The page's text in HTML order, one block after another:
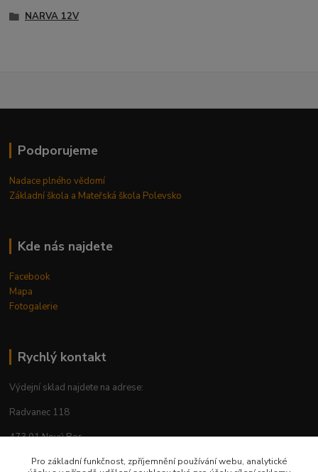
NARVA 12V
Podporujeme
Nadace plného vědomí
Základní škola a Mateřská škola Polevsko
Kde nás najdete
Facebook
Mapa
Fotogalerie
Rychlý kontakt
Výdejní sklad najdete na adrese:
Radvanec 118
473 01 Nový Bor
tel: +420 605 283 713
Pro základní funkčnost, zpříjemnění používání webu, analytické